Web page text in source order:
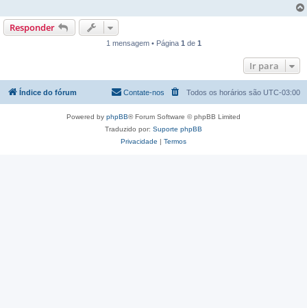
Responder
1 mensagem • Página 1 de 1
Ir para
Índice do fórum Todos os horários são UTC-03:00
Contate-nos
Powered by phpBB® Forum Software © phpBB Limited
Traduzido por: Suporte phpBB
Privacidade | Termos